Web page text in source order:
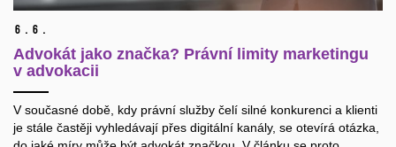
6. 6.
Advokát jako značka? Právní limity marketingu
v advokacii
V současné době, kdy právní služby čelí silné konkurenci a klienti
je stále častěji vyhledávají přes digitální kanály, se otevírá otázka,